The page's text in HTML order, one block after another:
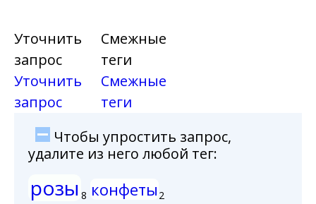
Уточнить
запрос
Уточнить
запрос
Смежные
теги
Смежные
теги
Чтобы упростить запрос,
удалите из него любой тег:
розы 8 конфеты 2